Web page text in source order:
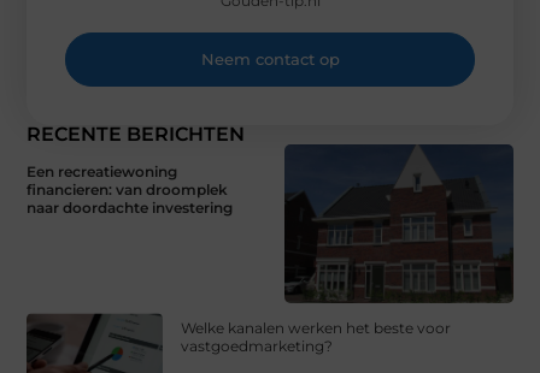
RECENTE BERICHTEN
Een recreatiewoning
financieren: van droomplek
naar doordachte investering
Welke kanalen werken het beste voor
vastgoedmarketing?
Neem contact op